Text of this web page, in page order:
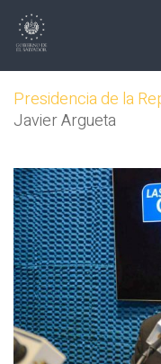
Presidencia de la
Javier Argueta